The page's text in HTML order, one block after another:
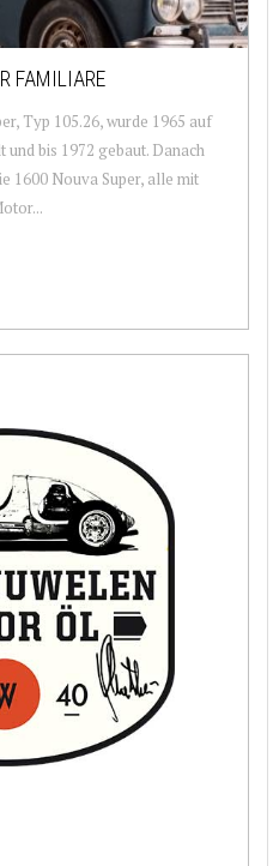
FAMILIARE
Typ 105.26, wurde 1965 auf
bis 1972 gebaut. Danach
1600 Nouva Super, alle mit